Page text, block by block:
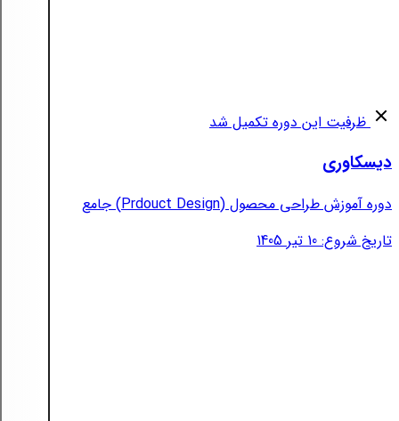
ظرفیت این دوره تکمیل شد
دیسکاوری
دوره آموزش طراحی محصول (Prdouct Design) جامع
تاریخ شروع: 10 تیر 1405